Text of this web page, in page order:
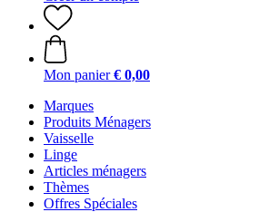
Mon panier € 0,00
Marques
Produits Ménagers
Vaisselle
Linge
Articles ménagers
Thèmes
Offres Spéciales